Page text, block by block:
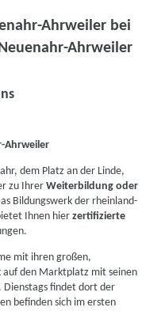
Ahrweiler bei
Ahrweiler
Ahrweiler
dem Platz an der Linde,
zu IhrerWeiterbildung oder
Bildungswerk der rheinland-
Ihnen hierzertifizierte
mit ihren großen,
auf den Marktplatz mit seinen
Dienstags findet dort der
befinden sich im ersten